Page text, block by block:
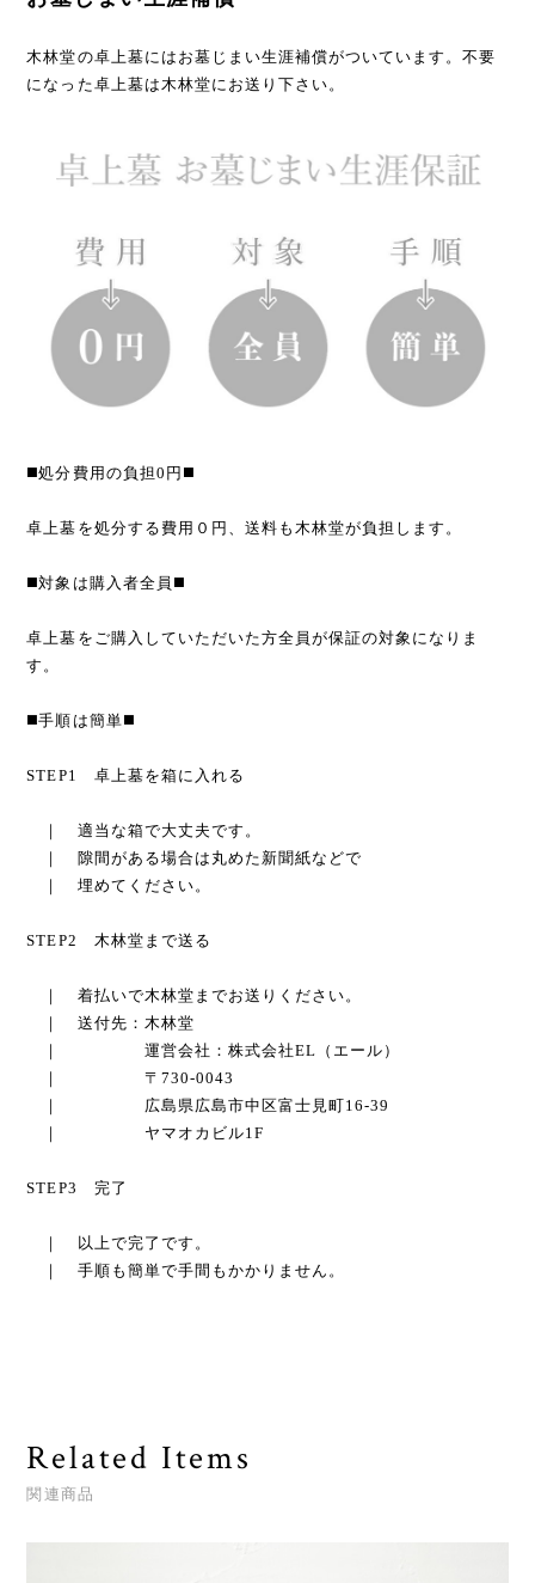
木林堂の卓上墓にはお墓じまい生涯補償がついています。不要
になった卓上墓は木林堂にお送り下さい。
◼️処分費用の負担0円◼️
卓上墓を処分する費用０円、送料も木林堂が負担します。
◼️対象は購入者全員◼️
卓上墓をご購入していただいた方全員が保証の対象になりま
す。
◼️手順は簡単◼️
STEP1 卓上墓を箱に入れる
｜ 適当な箱で大丈夫です。
｜ 隙間がある場合は丸めた新聞紙などで
｜ 埋めてください。
STEP2 木林堂まで送る
｜ 着払いで木林堂までお送りください。
｜ 送付先：木林堂
｜ 運営会社：株式会社EL（エール）
｜ 〒730-0043
｜ 広島県広島市中区富士見町16-39
｜ ヤマオカビル1F
STEP3 完了
｜ 以上で完了です。
｜ 手順も簡単で手間もかかりません。
Related Items
関連商品